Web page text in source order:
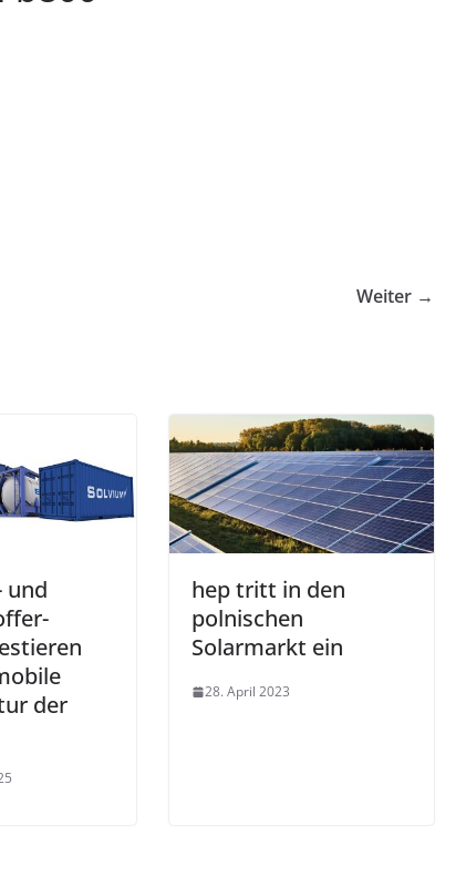
Weiter →
und
der
hep tritt in den
polnischen
Solarmarkt ein
28. April 2023